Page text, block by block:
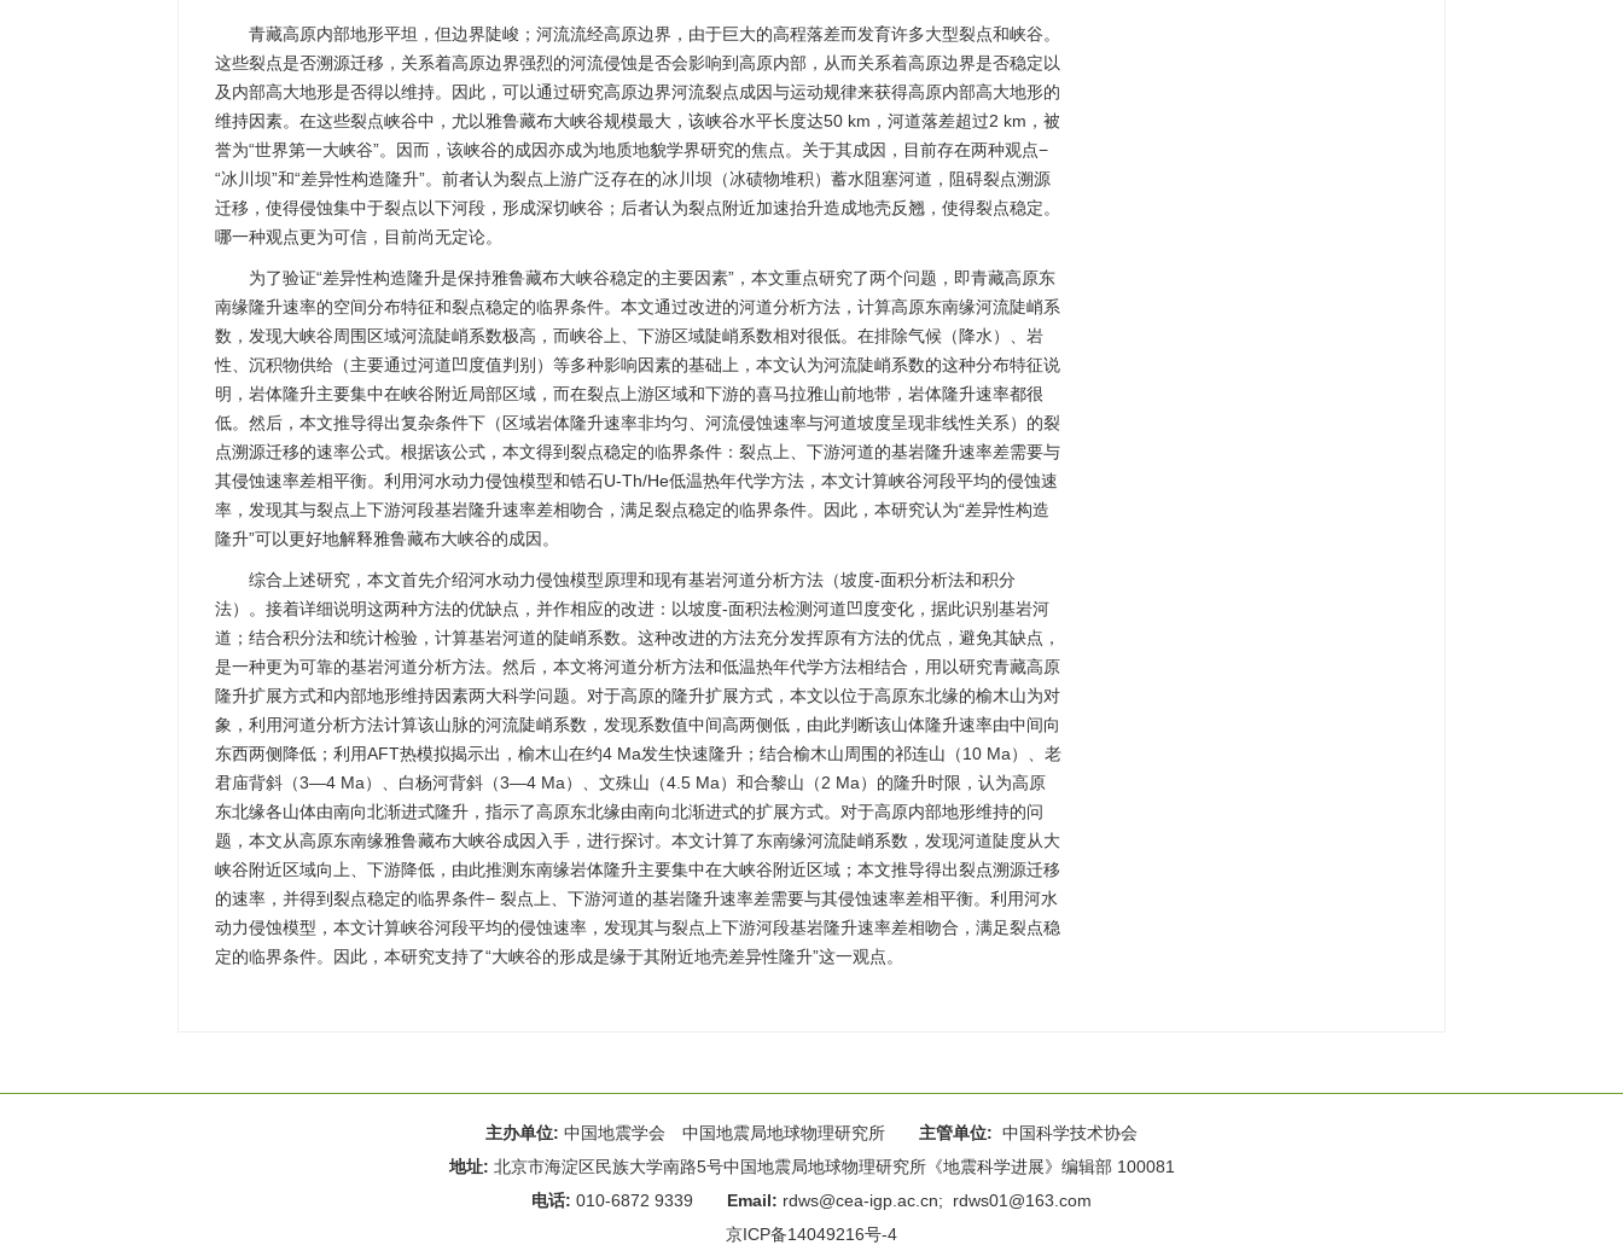
青藏高原内部地形平坦，但边界陡峻；河流流经高原边界，由于巨大的高程落差而发育许多大型裂点和峡谷。
这些裂点是否溯源迁移，关系着高原边界强烈的河流侵蚀是否会影响到高原内部，从而关系着高原边界是否稳定以
及内部高大地形是否得以维持。因此，可以通过研究高原边界河流裂点成因与运动规律来获得高原内部高大地形的
维持因素。在这些裂点峡谷中，尤以雅鲁藏布大峡谷规模最大，该峡谷水平长度达50 km，河道落差超过2 km，被
誉为“世界第一大峡谷”。因而，该峡谷的成因亦成为地质地貌学界研究的焦点。关于其成因，目前存在两种观点−
“冰川坝”和“差异性构造隆升”。前者认为裂点上游广泛存在的冰川坝（冰碛物堆积）蓄水阻塞河道，阻碍裂点溯源
迁移，使得侵蚀集中于裂点以下河段，形成深切峡谷；后者认为裂点附近加速抬升造成地壳反翘，使得裂点稳定。
哪一种观点更为可信，目前尚无定论。
为了验证“差异性构造隆升是保持雅鲁藏布大峡谷稳定的主要因素”，本文重点研究了两个问题，即青藏高原东
南缘隆升速率的空间分布特征和裂点稳定的临界条件。本文通过改进的河道分析方法，计算高原东南缘河流陡峭系
数，发现大峡谷周围区域河流陡峭系数极高，而峡谷上、下游区域陡峭系数相对很低。在排除气候（降水）、岩
性、沉积物供给（主要通过河道凹度值判别）等多种影响因素的基础上，本文认为河流陡峭系数的这种分布特征说
明，岩体隆升主要集中在峡谷附近局部区域，而在裂点上游区域和下游的喜马拉雅山前地带，岩体隆升速率都很
低。然后，本文推导得出复杂条件下（区域岩体隆升速率非均匀、河流侵蚀速率与河道坡度呈现非线性关系）的裂
点溯源迁移的速率公式。根据该公式，本文得到裂点稳定的临界条件：裂点上、下游河道的基岩隆升速率差需要与
其侵蚀速率差相平衡。利用河水动力侵蚀模型和锆石U-Th/He低温热年代学方法，本文计算峡谷河段平均的侵蚀速
率，发现其与裂点上下游河段基岩隆升速率差相吻合，满足裂点稳定的临界条件。因此，本研究认为“差异性构造
隆升”可以更好地解释雅鲁藏布大峡谷的成因。
综合上述研究，本文首先介绍河水动力侵蚀模型原理和现有基岩河道分析方法（坡度-面积分析法和积分
法）。接着详细说明这两种方法的优缺点，并作相应的改进：以坡度-面积法检测河道凹度变化，据此识别基岩河
道；结合积分法和统计检验，计算基岩河道的陡峭系数。这种改进的方法充分发挥原有方法的优点，避免其缺点，
是一种更为可靠的基岩河道分析方法。然后，本文将河道分析方法和低温热年代学方法相结合，用以研究青藏高原
隆升扩展方式和内部地形维持因素两大科学问题。对于高原的隆升扩展方式，本文以位于高原东北缘的榆木山为对
象，利用河道分析方法计算该山脉的河流陡峭系数，发现系数值中间高两侧低，由此判断该山体隆升速率由中间向
东西两侧降低；利用AFT热模拟揭示出，榆木山在约4 Ma发生快速隆升；结合榆木山周围的祁连山（10 Ma）、老
君庙背斜（3—4 Ma）、白杨河背斜（3—4 Ma）、文殊山（4.5 Ma）和合黎山（2 Ma）的隆升时限，认为高原
东北缘各山体由南向北渐进式隆升，指示了高原东北缘由南向北渐进式的扩展方式。对于高原内部地形维持的问
题，本文从高原东南缘雅鲁藏布大峡谷成因入手，进行探讨。本文计算了东南缘河流陡峭系数，发现河道陡度从大
峡谷附近区域向上、下游降低，由此推测东南缘岩体隆升主要集中在大峡谷附近区域；本文推导得出裂点溯源迁移
的速率，并得到裂点稳定的临界条件− 裂点上、下游河道的基岩隆升速率差需要与其侵蚀速率差相平衡。利用河水
动力侵蚀模型，本文计算峡谷河段平均的侵蚀速率，发现其与裂点上下游河段基岩隆升速率差相吻合，满足裂点稳
定的临界条件。因此，本研究支持了“大峡谷的形成是缘于其附近地壳差异性隆升”这一观点。
主办单位: 中国地震学会 中国地震局地球物理研究所 主管单位: 中国科学技术协会
地址: 北京市海淀区民族大学南路5号中国地震局地球物理研究所《地震科学进展》编辑部 100081
电话: 010-6872 9339 Email: rdws@cea-igp.ac.cn; rdws01@163.com
京ICP备14049216号-4